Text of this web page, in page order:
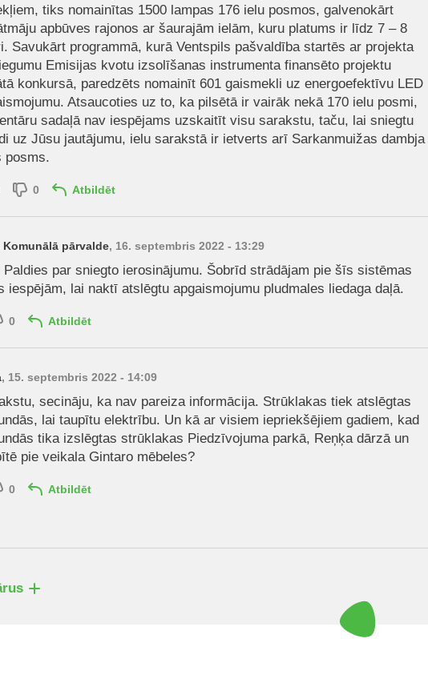
tiks nomainītas 1500 lampas 176 ielu posmos, galvenokārt
apbūves rajonos ar šaurajām ielām, kuru platums ir līdz 7 – 8
Savukārt programmā, kurā Ventspils pašvaldība startēs ar projekta
Emisijas kvotu izsolīšanas instrumenta finansēto projektu
konkursā, paredzēts nomainīt 601 gaismekli uz energoefektīvu LED
Atsaucoties uz to, ka pilsētā ir vairāk nekā 170 ielu posmi,
sadaļā nav iespējams uzskaitīt visu sarakstu, taču, lai sniegtu
uz Jūsu jautājumu, ielu sarakstā ir ietverts arī Sarkanmuižas dambja
posms.
0 Atbildēt
pārvalde, 16. septembris 2022 - 13:29
Paldies par sniegto ierosinājumu. Šobrīd strādājam pie šīs sistēmas
iespējām, lai naktī atslēgtu apgaismojumu pludmales liedaga daļā.
0 Atbildēt
, 15. septembris 2022 - 14:09
secināju, ka nav pareiza informācija. Strūklakas tiek atslēgtas
lai taupītu elektrību. Un kā ar visiem iepriekšējiem gadiem, kad
tika izslēgtas strūklakas Piedzīvojuma parkā, Reņķa dārzā un
pie veikala Gintaro mēbeles?
0 Atbildēt